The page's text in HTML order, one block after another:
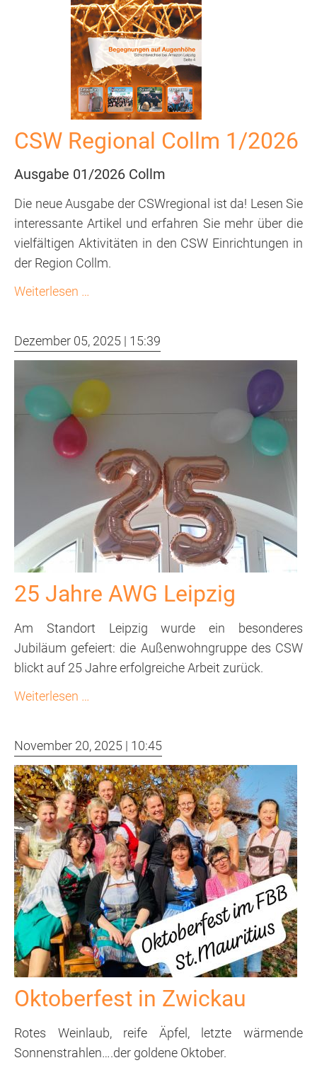
CSW Regional Collm 1/2026
Ausgabe 01/2026 Collm
Die neue Ausgabe der CSWregional ist da! Lesen Sie
interessante Artikel und erfahren Sie mehr über die
vielfältigen Aktivitäten in den CSW Einrichtungen in
der Region Collm.
Weiterlesen …
1/2026
Dezember 05, 2025 | 15:39
25 Jahre AWG Leipzig
Am Standort Leipzig wurde ein besonderes
Jubiläum gefeiert: die Außenwohngruppe des CSW
blickt auf 25 Jahre erfolgreiche Arbeit zurück.
Weiterlesen …
Leipzig
November 20, 2025 | 10:45
Oktoberfest in Zwickau
Rotes Weinlaub, reife Äpfel, letzte wärmende
Sonnenstrahlen….der goldene Oktober.